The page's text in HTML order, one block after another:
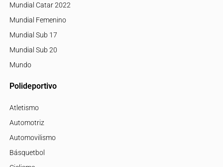
Mundial Catar 2022
Mundial Femenino
Mundial Sub 17
Mundial Sub 20
Mundo
Polideportivo
Atletismo
Automotriz
Automovilismo
Básquetbol